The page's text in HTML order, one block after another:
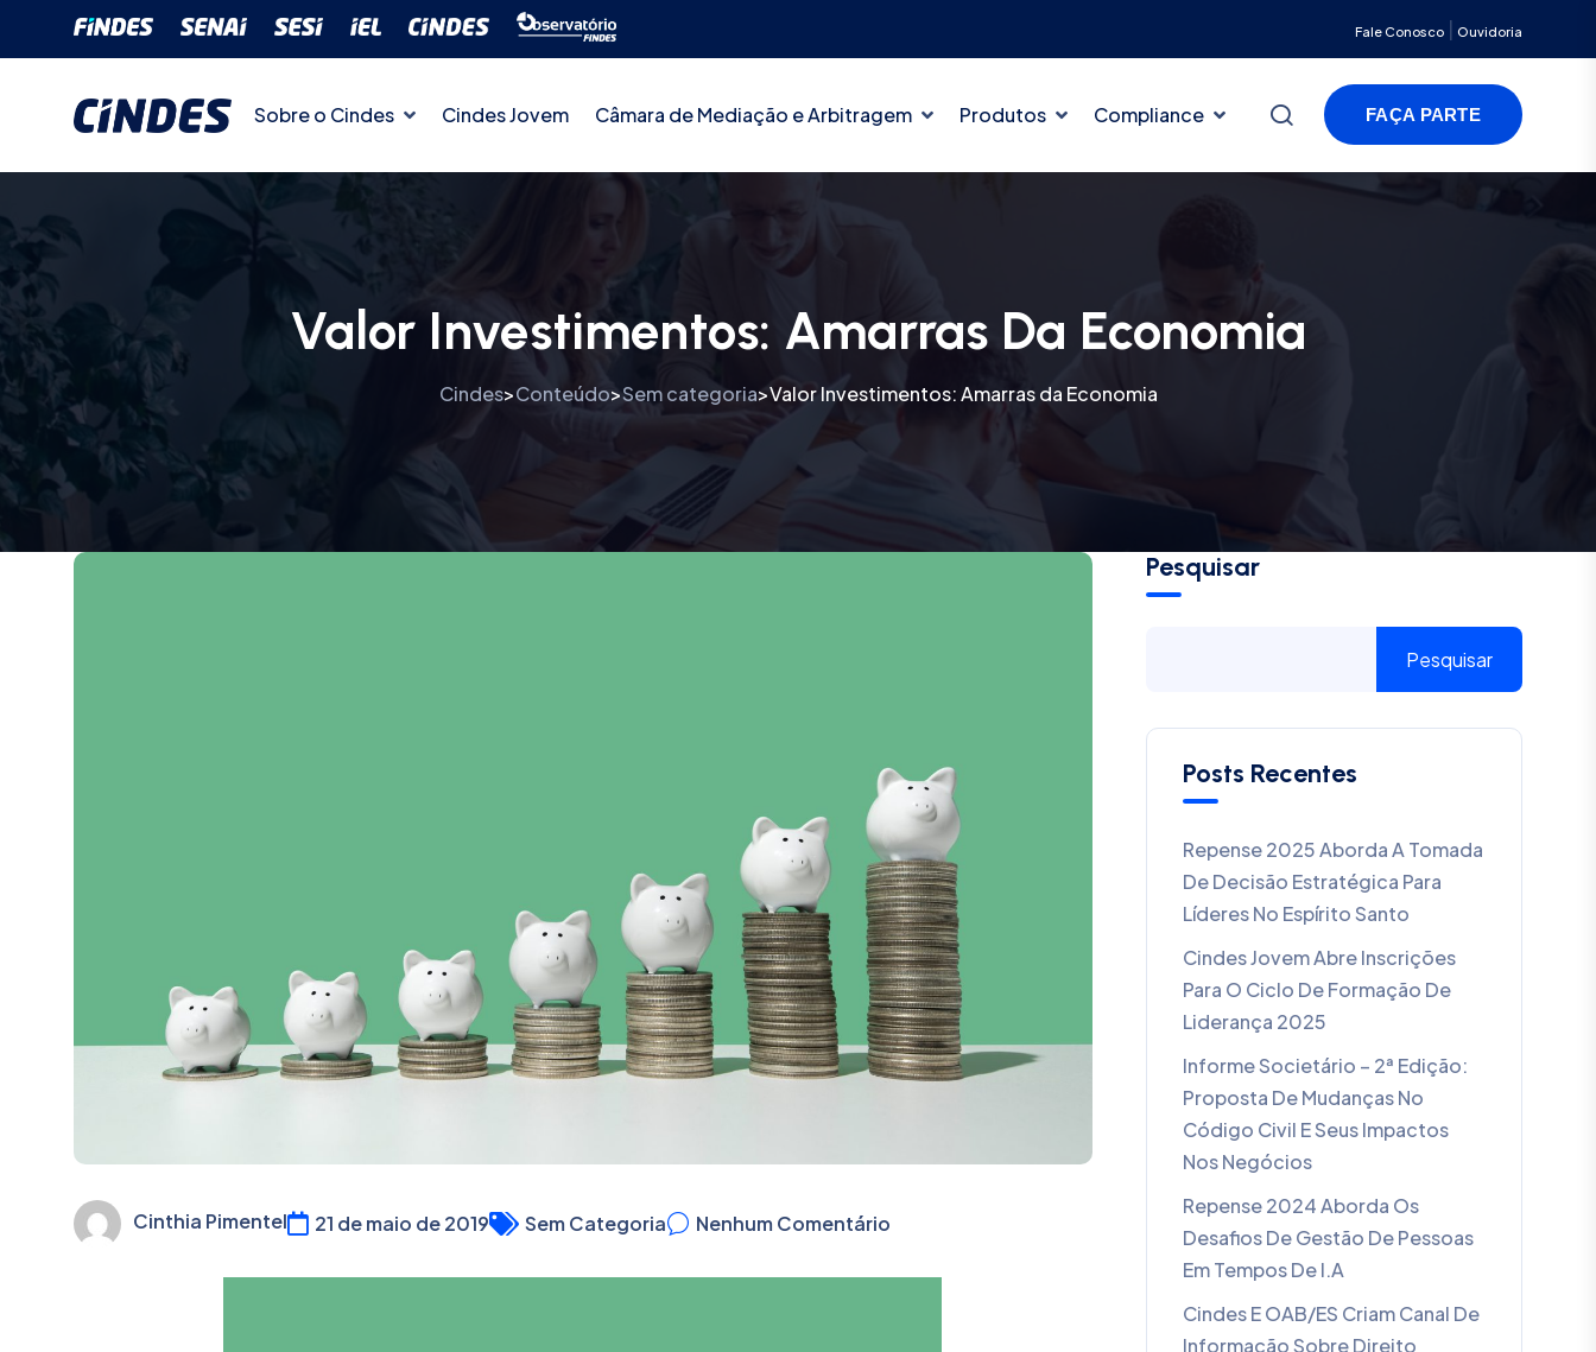
Fale Conosco| Ouvidoria
Sobre o Cindes Cindes Jovem Câmara de Mediação e Arbitragem Produtos Compliance FAÇA PARTE
Valor Investimentos: Amarras Da Economia
Cindes>Conteúdo>Sem categoria>Valor Investimentos: Amarras da Economia
Cinthia Pimentel 21 de maio de 2019 Sem Categoria Nenhum Comentário
Pesquisar
Pesquisar
Posts Recentes
Repense 2025 Aborda A Tomada
De Decisão Estratégica Para
Líderes No Espírito Santo
Cindes Jovem Abre Inscrições
Para O Ciclo De Formação De
Liderança 2025
Informe Societário – 2ª Edição:
Proposta De Mudanças No
Código Civil E Seus Impactos
Nos Negócios
Repense 2024 Aborda Os
Desafios De Gestão De Pessoas
Em Tempos De I.A
Cindes E OAB/ES Criam Canal De
Informação Sobre Direito